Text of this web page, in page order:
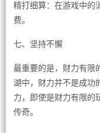
精打细算：在游戏中的
费。
七、坚持不懈
最重要的是，财力有限
湖中，财力并不是成功
力，即使是财力有限的
传奇。